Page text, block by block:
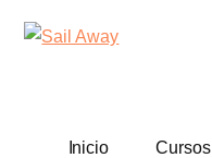
Additional
menu
Sail
Academia
Inicio
Cursos